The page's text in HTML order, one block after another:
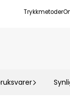
Trykkmetoder